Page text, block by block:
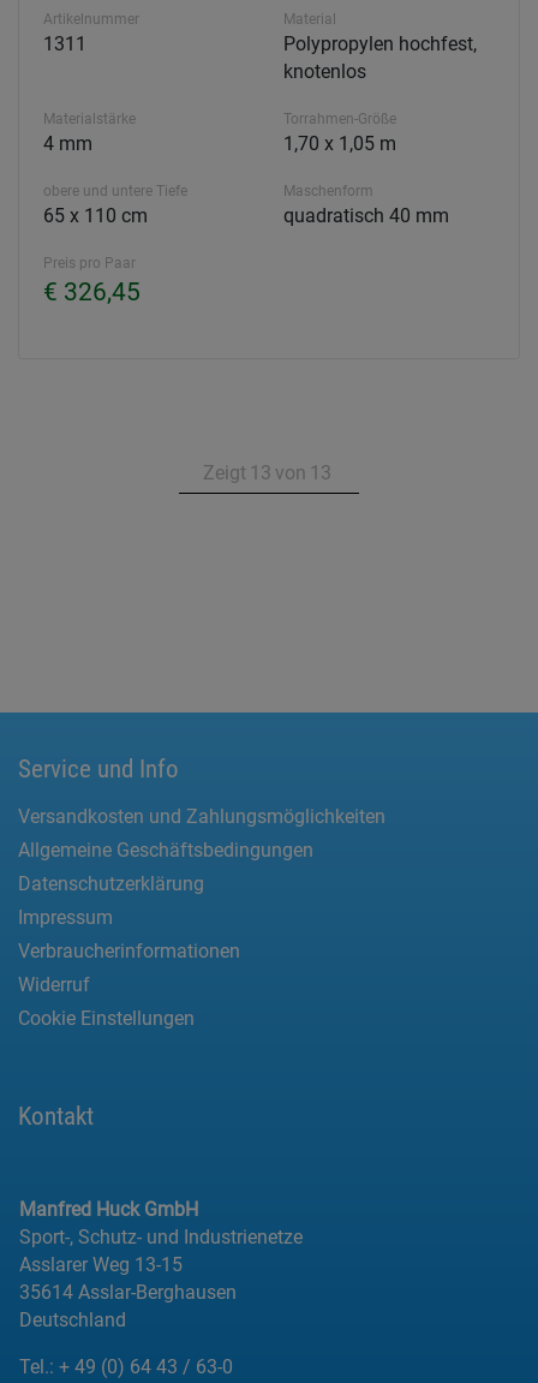
Artikelnummer
1311
Material
Polypropylen hochfest,
knotenlos
Materialstärke
4 mm
Torrahmen-Größe
1,70 x 1,05 m
obere und untere Tiefe
65 x 110 cm
Maschenform
quadratisch 40 mm
Preis pro Paar
€ 326,45
Zeigt 13 von 13
Service und Info
Versandkosten und Zahlungsmöglichkeiten
Allgemeine Geschäftsbedingungen
Datenschutzerklärung
Impressum
Verbraucherinformationen
Widerruf
Cookie Einstellungen
Kontakt
Manfred Huck GmbH
Sport-, Schutz- und Industrienetze
Asslarer Weg 13-15
35614 Asslar-Berghausen
Deutschland
Tel.: + 49 (0) 64 43 / 63-0